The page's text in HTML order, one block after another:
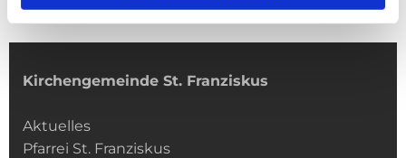
Kirchengemeinde­­ St. Franziskus
Aktuelles
Pfarrei St. Franziskus